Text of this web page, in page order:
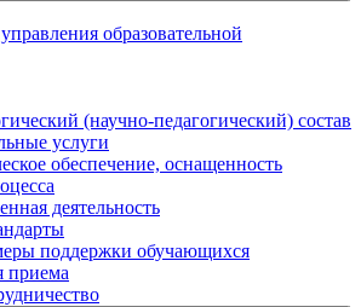
образовательной
(научно-педагогический) состав
услуги
обеспечение, оснащенность
деятельность
поддержки обучающихся
приема